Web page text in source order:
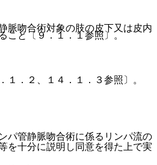
こと〔９．１．１参照〕。
．２、１４．１．３参照〕。
を十分に説明し同意を得た上で実
脈吻合術対象の肢の皮下又は皮内
パ管静脈吻合術に係るリンパ流の